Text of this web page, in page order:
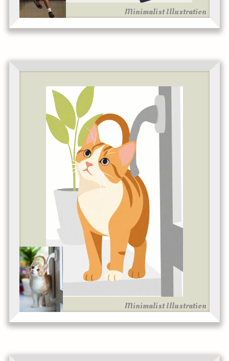
Minimalist Illustration
Minimalist Illustration